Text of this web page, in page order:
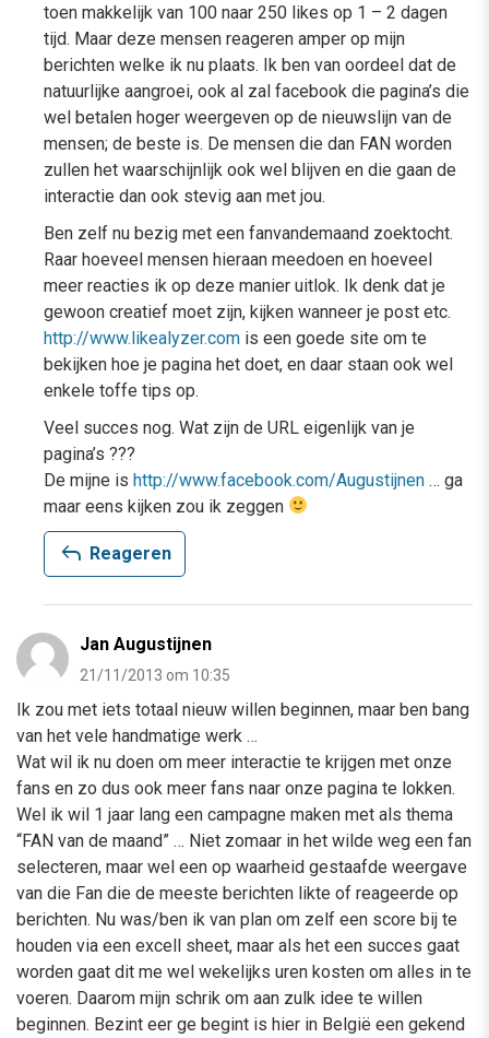
toen makkelijk van 100 naar 250 likes op 1 – 2 dagen
tijd. Maar deze mensen reageren amper op mijn
berichten welke ik nu plaats. Ik ben van oordeel dat de
natuurlijke aangroei, ook al zal facebook die pagina’s die
wel betalen hoger weergeven op de nieuwslijn van de
mensen; de beste is. De mensen die dan FAN worden
zullen het waarschijnlijk ook wel blijven en die gaan de
interactie dan ook stevig aan met jou.
Ben zelf nu bezig met een fanvandemaand zoektocht.
Raar hoeveel mensen hieraan meedoen en hoeveel
meer reacties ik op deze manier uitlok. Ik denk dat je
gewoon creatief moet zijn, kijken wanneer je post etc.
http://www.likealyzer.com is een goede site om te
bekijken hoe je pagina het doet, en daar staan ook wel
enkele toffe tips op.
Veel succes nog. Wat zijn de URL eigenlijk van je
pagina’s ???
De mijne is http://www.facebook.com/Augustijnen … ga
maar eens kijken zou ik zeggen
reply Reageren
Jan Augustijnen
21/11/2013 om 10:35
Ik zou met iets totaal nieuw willen beginnen, maar ben bang
van het vele handmatige werk …
Wat wil ik nu doen om meer interactie te krijgen met onze
fans en zo dus ook meer fans naar onze pagina te lokken.
Wel ik wil 1 jaar lang een campagne maken met als thema
“FAN van de maand” … Niet zomaar in het wilde weg een fan
selecteren, maar wel een op waarheid gestaafde weergave
van die Fan die de meeste berichten likte of reageerde op
berichten. Nu was/ben ik van plan om zelf een score bij te
houden via een excell sheet, maar als het een succes gaat
worden gaat dit me wel wekelijks uren kosten om alles in te
voeren. Daarom mijn schrik om aan zulk idee te willen
beginnen. Bezint eer ge begint is hier in België een gekend